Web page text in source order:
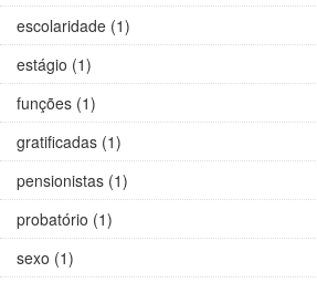
escolaridade (1)
estágio (1)
funções (1)
gratificadas (1)
pensionistas (1)
probatório (1)
sexo (1)